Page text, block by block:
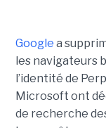
Google a
les navigateurs
l’identité de
Microsoft ont
de recherche